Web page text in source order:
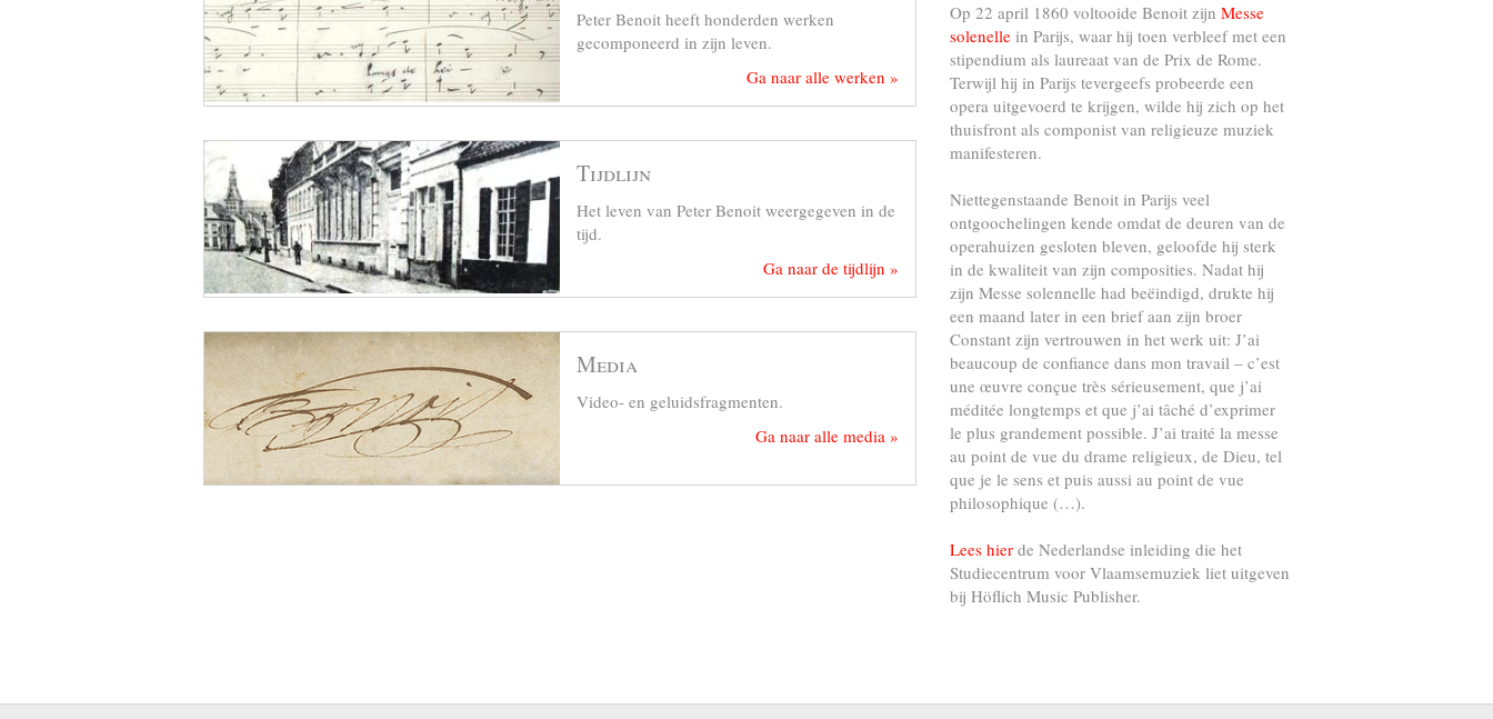
Peter Benoit heeft honderden werken
gecomponeerd in zijn leven.
Ga naar alle werken »
Tijdlijn
Het leven van Peter Benoit weergegeven in de
tijd.
Ga naar de tijdlijn »
Media
Video- en geluidsfragmenten.
Ga naar alle media »
Op 22 april 1860 voltooide Benoit zijn Messe
solenelle in Parijs, waar hij toen verbleef met een
stipendium als laureaat van de Prix de Rome.
Terwijl hij in Parijs tevergeefs probeerde een
opera uitgevoerd te krijgen, wilde hij zich op het
thuisfront als componist van religieuze muziek
manifesteren.
Niettegenstaande Benoit in Parijs veel
ontgoochelingen kende omdat de deuren van de
operahuizen gesloten bleven, geloofde hij sterk
in de kwaliteit van zijn composities. Nadat hij
zijn Messe solennelle had beëindigd, drukte hij
een maand later in een brief aan zijn broer
Constant zijn vertrouwen in het werk uit: J’ai
beaucoup de confiance dans mon travail – c’est
une œuvre conçue très sérieusement, que j’ai
méditée longtemps et que j’ai tâché d’exprimer
le plus grandement possible. J’ai traité la messe
au point de vue du drame religieux, de Dieu, tel
que je le sens et puis aussi au point de vue
philosophique (…).
Lees hier de Nederlandse inleiding die het
Studiecentrum voor Vlaamsemuziek liet uitgeven
bij Höflich Music Publisher.